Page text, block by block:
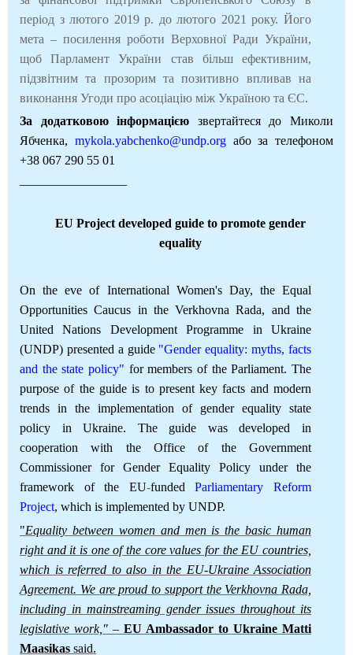
період з лютого 2019 р. до лютого 2021 року. Його
мета – посилення роботи Верховної Ради України,
щоб Парламент України став більш ефективним,
підзвітним та прозорим та позитивно впливав на
виконання Угоди про асоціацію між Україною та ЄС.
За додатковою інформацією звертайтеся до Миколи
Ябченка, mykola.yabchenko@undp.orgабо за телефоном
+38 067 290 55 01
EU Project developed guide to promote gender
equality
On the eve of International Women's Day, the Equal
Opportunities Caucus in the Verkhovna Rada, and the
United Nations Development Programme in Ukraine
(UNDP) presented a guide "Gender equality: myths, facts
and the state policy" for members of the Parliament. The
purpose of the guide is to present key facts and modern
trends in the implementation of gender equality state
policy in Ukraine. The guide was developed in
cooperation with the Office of the Government
Commissioner for Gender Equality Policy under the
framework of the EU-fundedParliamentary Reform
Project, which is implemented by UNDP.
"Equality between women and men is the basic human
right and it is one of the core values for the EU countries,
which is referred to also in the EU-Ukraine Association
Agreement. We are proud to support the Verkhovna Rada,
including in mainstreaming gender issues throughout its
legislative work," – EU Ambassador to Ukraine Matti
Maasikas said.